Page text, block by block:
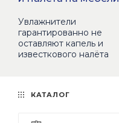
Увлажнители
гарантированно не
оставляют капель и
известкового налёта
КАТАЛОГ